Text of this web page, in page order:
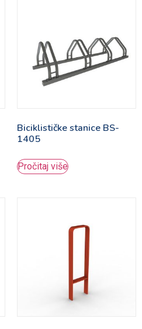
Biciklističke stanice BS-
1405
Pročitaj više